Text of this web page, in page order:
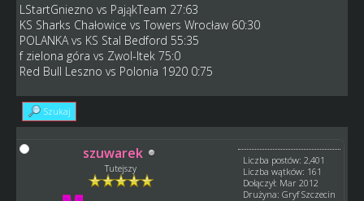
LStartGniezno vs PająkTeam 27:63
KS Sharks Chałowice vs Towers Wrocław 60:30
POLANKA vs KS Stal Bedford 55:35
f zielona góra vs Zwol-Itek 75:0
Red Bull Leszno vs Polonia 1920 0:75
Szukaj
szuwarek
Tutejszy
Liczba postów: 2,401
Liczba wątków: 161
Dołączył: Mar 2012
Drużyna: Gryf Szczecin